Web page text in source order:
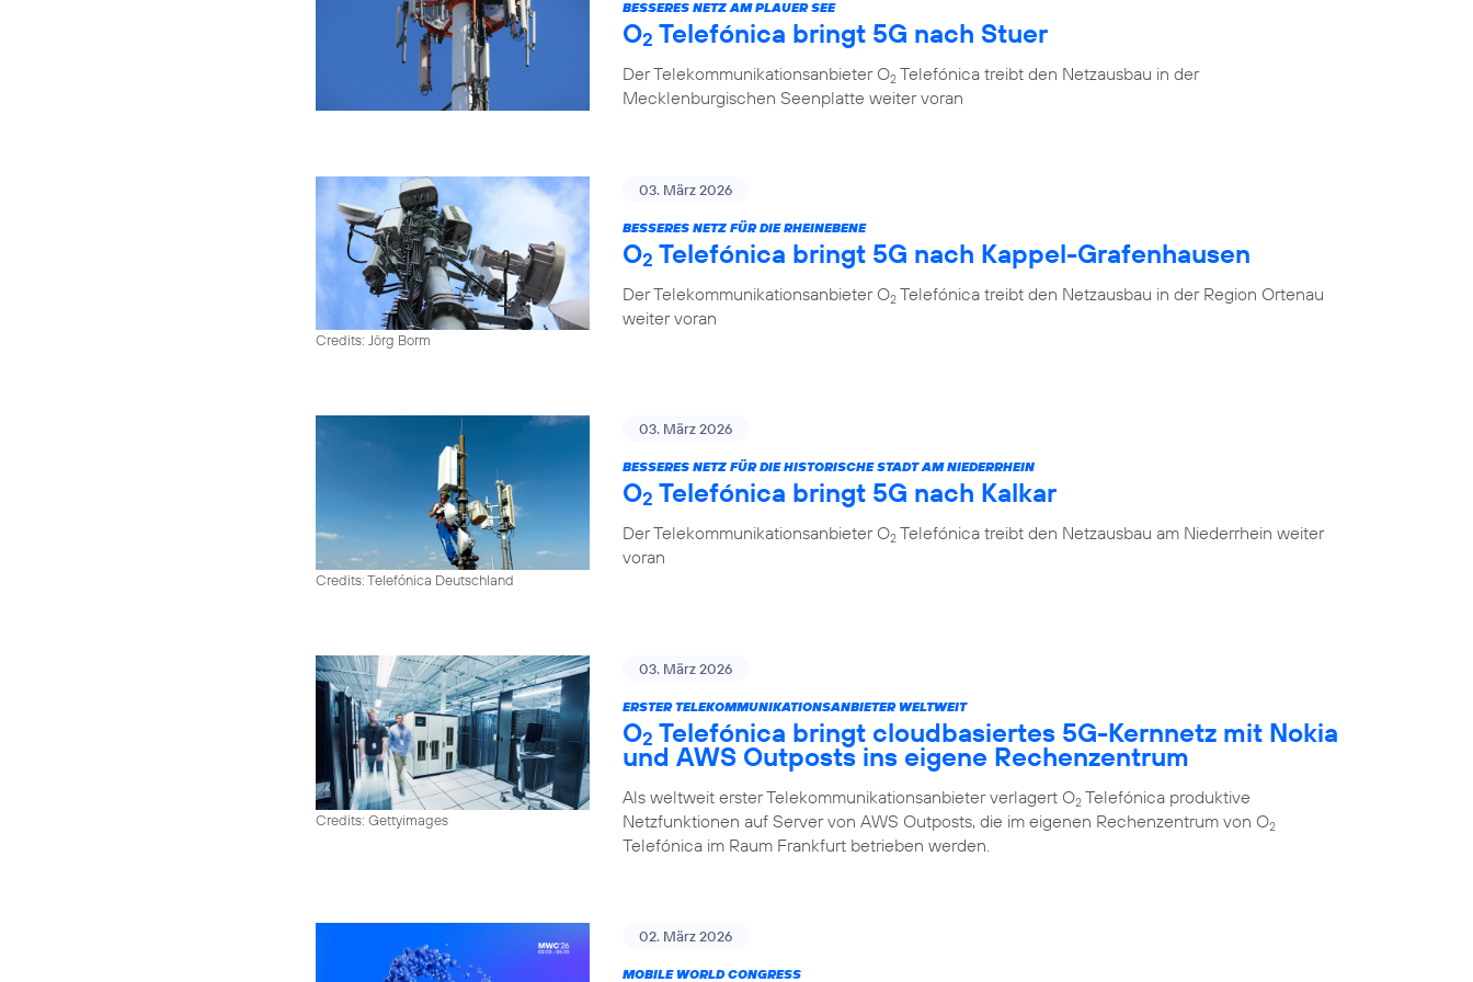
BESSERES NETZ AM PLAUER SEE
O2 Telefónica bringt 5G nach Stuer
Der Telekommunikationsanbieter O2 Telefónica treibt den Netzausbau in der
Mecklenburgischen Seenplatte weiter voran
Credits: Jörg Borm
03. März 2026
BESSERES NETZ FÜR DIE RHEINEBENE
O2 Telefónica bringt 5G nach Kappel-Grafenhausen
Der Telekommunikationsanbieter O2 Telefónica treibt den Netzausbau in der Region Ortenau
weiter voran
Credits: Telefónica Deutschland
03. März 2026
BESSERES NETZ FÜR DIE HISTORISCHE STADT AM NIEDERRHEIN
O2 Telefónica bringt 5G nach Kalkar
Der Telekommunikationsanbieter O2 Telefónica treibt den Netzausbau am Niederrhein weiter
voran
Credits: Gettyimages
03. März 2026
ERSTER TELEKOMMUNIKATIONSANBIETER WELTWEIT
O2 Telefónica bringt cloudbasiertes 5G-Kernnetz mit Nokia
und AWS Outposts ins eigene Rechenzentrum
Als weltweit erster Telekommunikationsanbieter verlagert O2 Telefónica produktive
Netzfunktionen auf Server von AWS Outposts, die im eigenen Rechenzentrum von O2
Telefónica im Raum Frankfurt betrieben werden.
02. März 2026
MOBILE WORLD CONGRESS